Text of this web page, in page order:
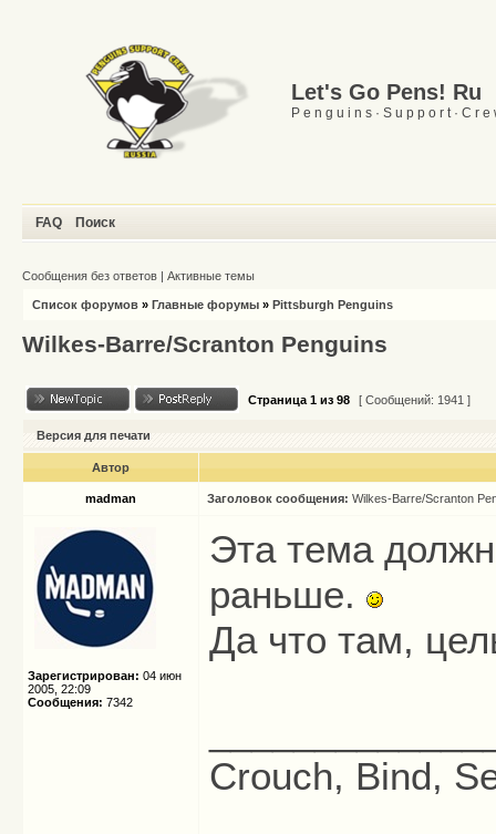
Let's Go Pens! Ru
P e n g u i n s · S u p p o r t · C r e
FAQ Поиск
Сообщения без ответов | Активные темы
Список форумов » Главные форумы » Pittsburgh Penguins
Wilkes-Barre/Scranton Penguins
Страница 1 из 98 [ Сообщений: 1941 ]
Версия для печати
Автор
madman Заголовок сообщения: Wilkes-Barre/Scranton
Зарегистрирован: 04 июн
2005, 22:09
Сообщения: 7342
Эта тема
раньше.
Да что там,
Crouch, Bind,